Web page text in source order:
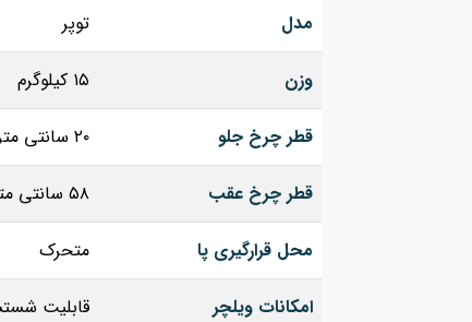
مدل توپر
وزن ۱۵ کیلوگرم
قطر چرخ جلو ۲۰ سانتی‌ متر
قطر چرخ عقب ۵۸ سانتی‌ متر
محل قرارگیری پا متحرک
امکانات ویلچر قابلیت